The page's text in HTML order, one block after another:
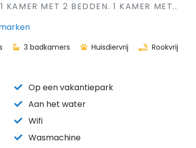
KAMER MET 2 BEDDEN. 1 KAMER MET..
3 badkamers Huisdiervrij Rookvrij
Op een vakantiepark
Aan het water
Wifi
Wasmachine